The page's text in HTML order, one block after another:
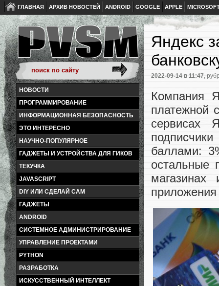
ГЛАВНАЯ АРХИВ НОВОСТЕЙ ANDROID GOOGLE APPLE
НОВОСТИ
ПРОГРАММИРОВАНИЕ
ИНФОРМАЦИОННАЯ БЕЗОПАСНОСТЬ
ЭТО ИНТЕРЕСНО
НАУЧНО-ПОПУЛЯРНОЕ
ГАДЖЕТЫ И УСТРОЙСТВА ДЛЯ ГИКОВ
ТЕКУЧКА
JAVASCRIPT
DIY ИЛИ СДЕЛАЙ САМ
ГАДЖЕТЫ
ANDROID
СИСТЕМНОЕ АДМИНИСТРИРОВАНИЕ
УПРАВЛЕНИЕ ПРОЕКТАМИ
PYTHON
РАЗРАБОТКА
ИСКУССТВЕННЫЙ ИНТЕЛЛЕКТ
Яндекс
2022-09-14 в 11:47,
Компания
платежной
сервисах
баллами:
остальные